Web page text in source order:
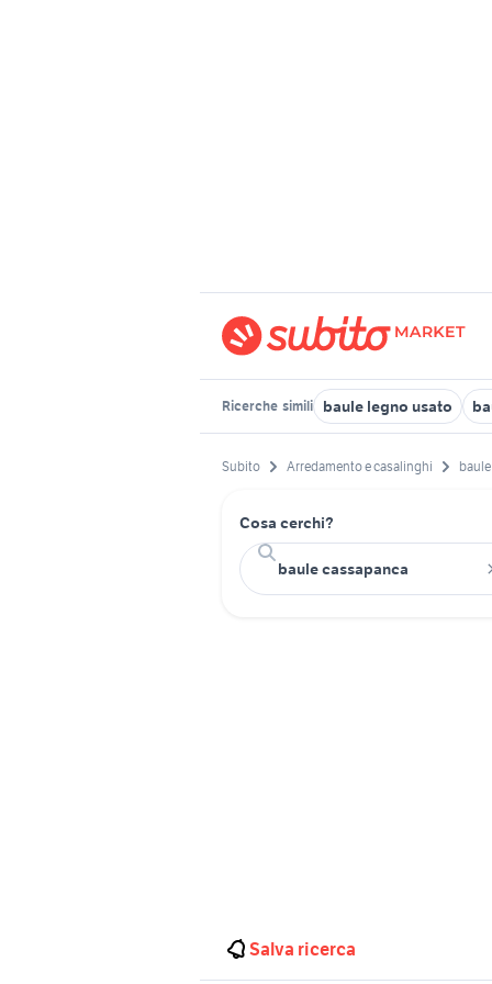
Ricerche simili baule legno usato
Subito Arredamento e casalinghi
Cosa cerchi?
Salva ricerca